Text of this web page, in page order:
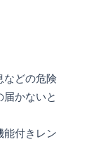
などの危険
かないと
能付きレン